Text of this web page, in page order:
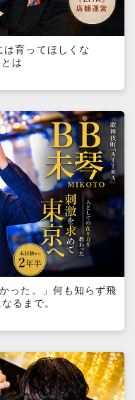
は育ってほしくな
は
った。」何も知らず飛
るまで。